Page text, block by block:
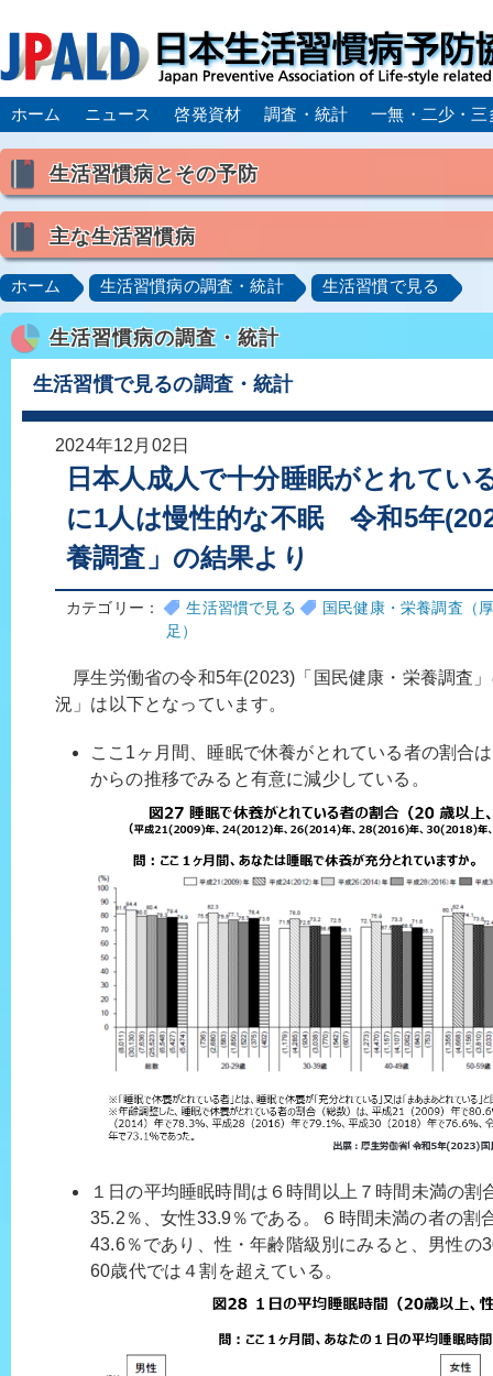
ホーム ニュース 啓発資材 調査・統計 一無・二少・三
生活習慣病とその予防
喫煙
食生活
主な生活習慣病
高血圧 脂質異常症（高脂血症） 糖尿病
肥満症／メタボリックシンドローム
動脈硬化
心
脂肪肝／NAFLD／NASH
アルコール肝疾患
ロコモティブシンドローム／サルコペニア／フレイル
ホーム 生活習慣病の調査・統計 生活習慣で見る
生活習慣病の調査・統計
生活習慣で見るの調査・統計
2024年12月02日
日本人成人で十分睡眠がとれてい
に1人は慢性的な不眠 令和5年
養調査」の結果より
カテゴリー： 生活習慣で見る
国民健康・栄養調査（
足）
厚生労働省の令和5年(2023)「国民健康・栄養調査
況」は以下となっています。
ここ1ヶ月間、睡眠で休養がとれている者の割合
からの推移でみると有意に減少している。
１日の平均睡眠時間は６時間以上７時間未満の割
35.2％、女性33.9％である。６時間未満の者の割
43.6％であり、性・年齢階級別にみると、男性の
60歳代では４割を超えている。